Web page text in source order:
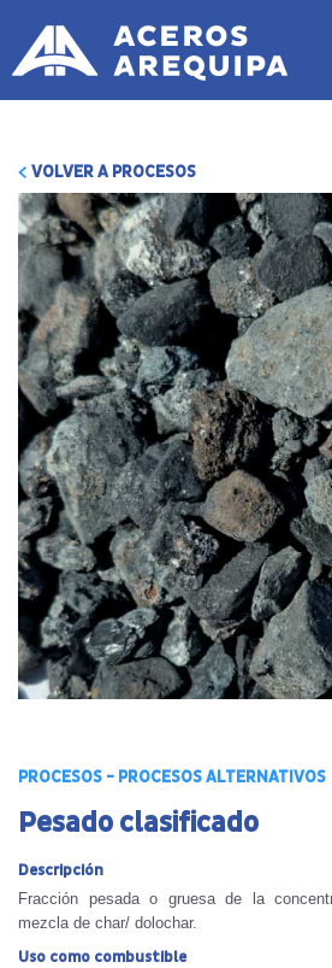
VOLVER A PROCESOS
PROCESOS - PROCESOS ALTERNATIVOS
Pesado clasificado
Descripción
Fracción pesada o gruesa de la
mezcla de char/ dolochar.
Uso como combustible